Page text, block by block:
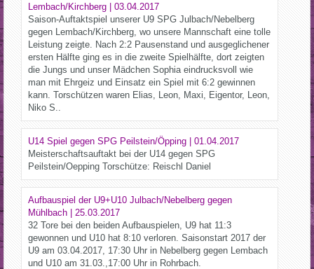
Lembach/Kirchberg | 03.04.2017
Saison-Auftaktspiel unserer U9 SPG Julbach/Nebelberg
gegen Lembach/Kirchberg, wo unsere Mannschaft eine tolle
Leistung zeigte. Nach 2:2 Pausenstand und ausgeglichener
ersten Hälfte ging es in die zweite Spielhälfte, dort zeigten
die Jungs und unser Mädchen Sophia eindrucksvoll wie
man mit Ehrgeiz und Einsatz ein Spiel mit 6:2 gewinnen
kann. Torschützen waren Elias, Leon, Maxi, Eigentor, Leon,
Niko S..
U14 Spiel gegen SPG Peilstein/Öpping | 01.04.2017
Meisterschaftsauftakt bei der U14 gegen SPG
Peilstein/Oepping Torschütze: Reischl Daniel
Aufbauspiel der U9+U10 Julbach/Nebelberg gegen
Mühlbach | 25.03.2017
32 Tore bei den beiden Aufbauspielen, U9 hat 11:3
gewonnen und U10 hat 8:10 verloren. Saisonstart 2017 der
U9 am 03.04.2017, 17:30 Uhr in Nebelberg gegen Lembach
und U10 am 31.03.,17:00 Uhr in Rohrbach.